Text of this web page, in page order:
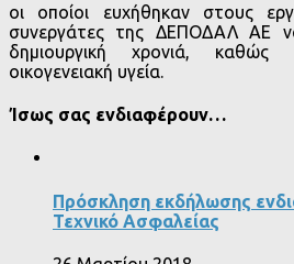
οι οποίοι ευχήθηκαν στους
συνεργάτες της ΔΕΠΟΔΑΛ ΑΕ
δημιουργική χρονιά,
οικογενειακή υγεία.
Ίσως σας ενδιαφέρουν…
Πρόσκληση εκδήλωσης
Τεχνικό Ασφαλείας